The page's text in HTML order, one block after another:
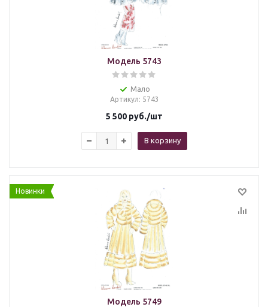
Модель 5743
Мало
Артикул: 5743
5 500 руб./шт
В корзину
Новинки
Модель 5749